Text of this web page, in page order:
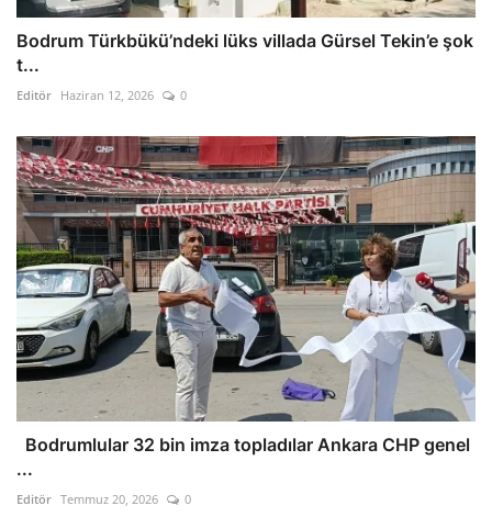
Bodrum Türkbükü’ndeki lüks villada Gürsel Tekin’e şok
t...
Editör Haziran 12, 2026 0
Bodrumlular 32 bin imza topladılar Ankara CHP genel
...
Editör Temmuz 20, 2026 0